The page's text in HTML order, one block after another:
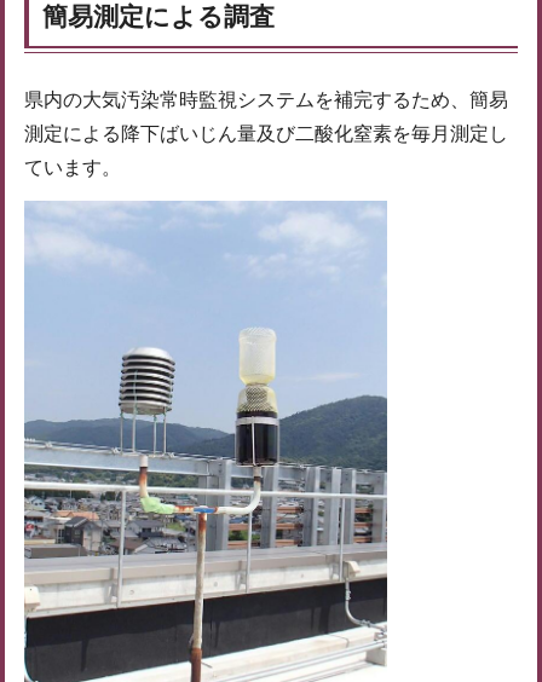
簡易測定による調査
県内の大気汚染常時監視システムを補完するため、簡易
測定による降下ばいじん量及び二酸化窒素を毎月測定し
ています。